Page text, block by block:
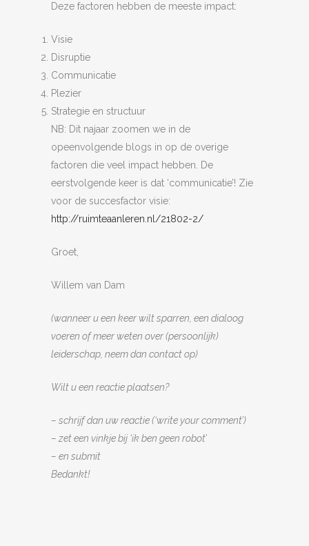
Deze factoren hebben de meeste impact:
Visie
Disruptie
Communicatie
Plezier
Strategie en structuur
NB: Dit najaar zoomen we in de
opeenvolgende blogs in op de overige
factoren die veel impact hebben. De
eerstvolgende keer is dat ‘communicatie’! Zie
voor de succesfactor visie:
http://ruimteaanleren.nl/21802-2/
Groet,
Willem van Dam
(wanneer u een keer wilt sparren, een dialoog
voeren of meer weten over (persoonlijk)
leiderschap, neem dan contact op)
Wilt u een reactie plaatsen?
– schrijf dan uw reactie (‘write your comment’)
– zet een vinkje bij ‘ik ben geen robot’
– en submit
Bedankt!